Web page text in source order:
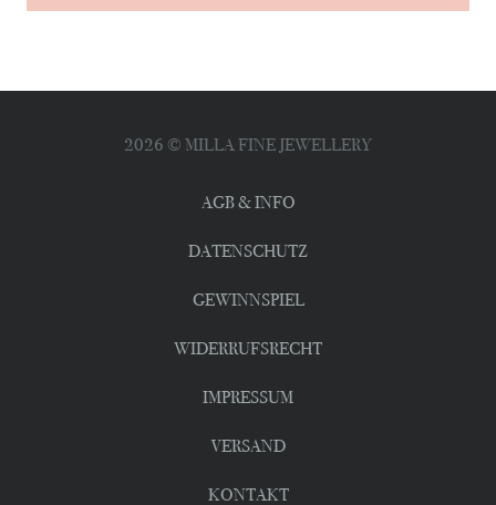
2026 © MILLA FINE JEWELLERY
AGB & INFO
DATENSCHUTZ
GEWINNSPIEL
WIDERRUFSRECHT
IMPRESSUM
VERSAND
KONTAKT